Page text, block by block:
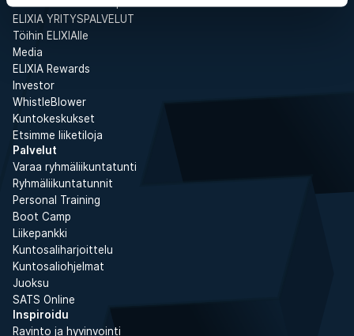
ELIXIA YRITYSPALVELUT
Töihin ELIXIAlle
Media
ELIXIA Rewards
Investor
WhistleBlower
Kuntokeskukset
Etsimme liiketiloja
Palvelut
Varaa ryhmäliikuntatunti
Ryhmäliikuntatunnit
Personal Training
Boot Camp
Liikepankki
Kuntosaliharjoittelu
Kuntosaliohjelmat
Juoksu
SATS Online
Inspiroidu
Ravinto ja hyvinvointi